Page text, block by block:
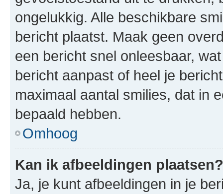
ongelukkig. Alle beschikbare
bericht plaatst. Maak geen
een bericht snel onleesbaar,
bericht aanpast of heel je
maximaal aantal smilies, dat in
bepaald hebben.
Omhoog
Kan ik afbeeldingen plaatsen?
Ja, je kunt afbeeldingen in je